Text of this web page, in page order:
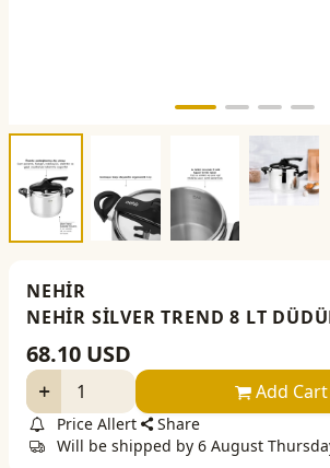
NEHİR
NEHİR SİLVER TREND 8 LT
68.10 USD
Add Cart
Price Allert
Share
Will be shipped by 6 August